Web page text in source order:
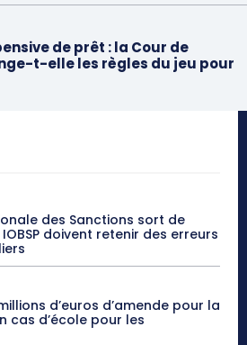
de prêt : la Cour de
t-elle les règles du jeu pour
des Sanctions sort de
doivent retenir des erreurs
d’euros d’amende pour la
cas d’école pour les